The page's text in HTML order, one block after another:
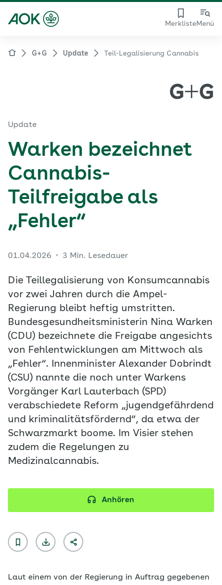
MerklisteMenü
G+G Update Teil-Legalisierung Cannabis
Update
Warken bezeichnet
Cannabis-
Teilfreigabe als
„Fehler“
01.04.2026 3 Min. Lesedauer
Die Teillegalisierung von Konsumcannabis
vor zwei Jahren durch die Ampel-
Regierung bleibt heftig umstritten.
Bundesgesundheitsministerin Nina Warken
(CDU) bezeichnete die Freigabe angesichts
von Fehlentwicklungen am Mittwoch als
„Fehler“. Innenminister Alexander Dobrindt
(CSU) nannte die noch unter Warkens
Vorgänger Karl Lauterbach (SPD)
verabschiedete Reform „jugendgefährdend
und kriminalitätsfördernd“, da etwa der
Schwarzmarkt boome. Im Visier stehen
zudem die Regelungen zu
Medizinalcannabis.
Anhören
Laut einem von der Regierung in Auftrag gegebenen